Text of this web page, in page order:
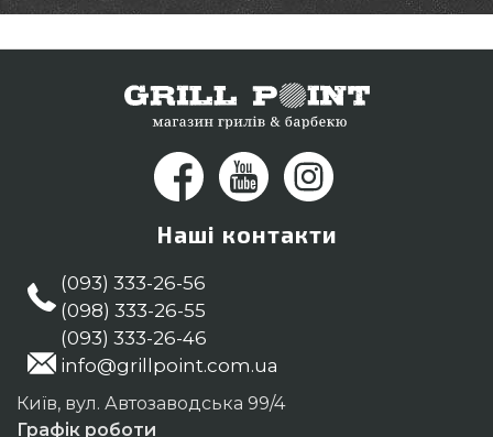
Наші контакти
(093) 333-26-56
(098) 333-26-55
(093) 333-26-46
info@grillpoint.com.ua
Київ, вул. Автозаводська 99/4
Графік роботи